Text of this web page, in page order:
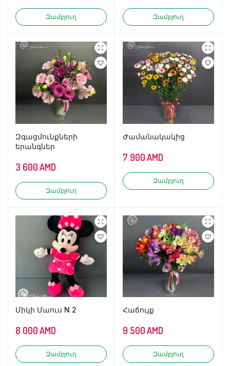
Զամբյուղ Զամբյուղ
Զգացմունքների
երանգներ
3 600AMD
Զամբյուղ
Ժամանակակից
7 900AMD
Զամբյուղ
Միկի Մաուս N 2
8 000AMD
Զամբյուղ
Հաճույք
9 500AMD
Զամբյուղ